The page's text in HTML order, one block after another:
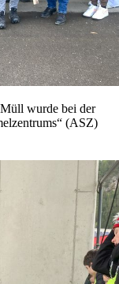
wurde bei der
(ASZ)